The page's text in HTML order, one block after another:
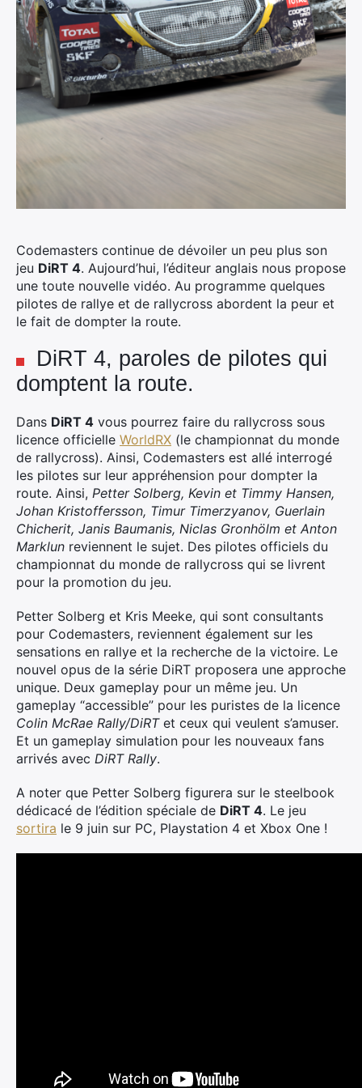
Codemasters continue de dévoiler un peu plus son
jeu DiRT 4. Aujourd’hui, l’éditeur anglais nous propose
une toute nouvelle vidéo. Au programme quelques
pilotes de rallye et de rallycross abordent la peur et
le fait de dompter la route.
DiRT 4, paroles de pilotes qui
domptent la route.
Dans DiRT 4 vous pourrez faire du rallycross sous
licence officielle WorldRX (le championnat du monde
de rallycross). Ainsi, Codemasters est allé interrogé
les pilotes sur leur appréhension pour dompter la
route. Ainsi, Petter Solberg, Kevin et Timmy Hansen,
Johan Kristoffersson, Timur Timerzyanov, Guerlain
Chicherit, Janis Baumanis, Niclas Gronhölm et Anton
Marklun reviennent le sujet. Des pilotes officiels du
championnat du monde de rallycross qui se livrent
pour la promotion du jeu.
Petter Solberg et Kris Meeke, qui sont consultants
pour Codemasters, reviennent également sur les
sensations en rallye et la recherche de la victoire. Le
nouvel opus de la série DiRT proposera une approche
unique. Deux gameplay pour un même jeu. Un
gameplay “accessible” pour les puristes de la licence
Colin McRae Rally/DiRTet ceux qui veulent s’amuser.
Et un gameplay simulation pour les nouveaux fans
arrivés avec DiRT Rally.
A noter que Petter Solberg figurera sur le steelbook
dédicacé de l’édition spéciale de DiRT 4. Le jeu
sortira le 9 juin sur PC, Playstation 4 et Xbox One !